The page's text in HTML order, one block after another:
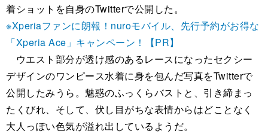
着ショットを自身のTwitterで公開した。
※Xperiaファンに朗報！nuroモバイル、先行予約がお得な
「Xperia Ace」キャンペーン！【PR】
ウエスト部分が透け感のあるレースになったセクシー
デザインのワンピース水着に身を包んだ写真をTwitterで
公開したみうら。魅惑のふっくらバストと、引き締まっ
たくびれ、そして、伏し目がちな表情からはどことなく
大人っぽい色気が溢れ出しているようだ。